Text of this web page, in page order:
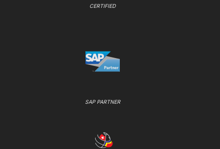
CERTIFIED
SAP PARTNER